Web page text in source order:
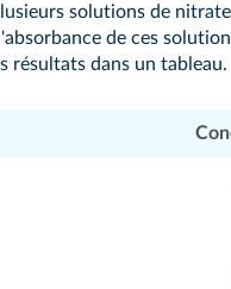
solutions de
de ces
résultats dans un tableau.